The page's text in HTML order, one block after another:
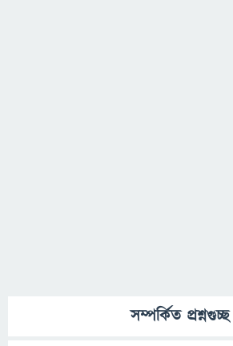
সম্পর্কিত প্রশ্নগুচ্ছ